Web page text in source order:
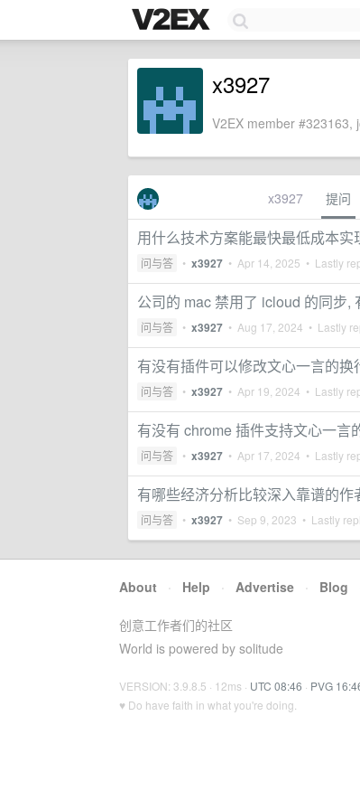
x3927
V2EX member #323163,
x3927 提问
用什么技术方案能最快最低成本
问与答 • x3927 • Apr 14, 2025 • Lastly
公司的 mac 禁用了 icloud 的同步,
问与答 • x3927 • Aug 17, 2024 • Lastly
有没有插件可以修改文心一言的换
问与答 • x3927 • Apr 19, 2024 • Lastly
有没有 chrome 插件支持文心一言
问与答 • x3927 • Apr 17, 2024 • Lastly
有哪些经济分析比较深入靠谱的作
问与答 • x3927 • Sep 9, 2023 • Lastly
About · Help · Advertise · Blog
创意工作者们的社区
World is powered by solitude
VERSION: 3.9.8.5 · 12ms · UTC 08:46 · PVG
♥ Do have faith in what you're doing.